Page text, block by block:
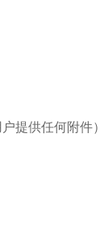
提供任何附件）